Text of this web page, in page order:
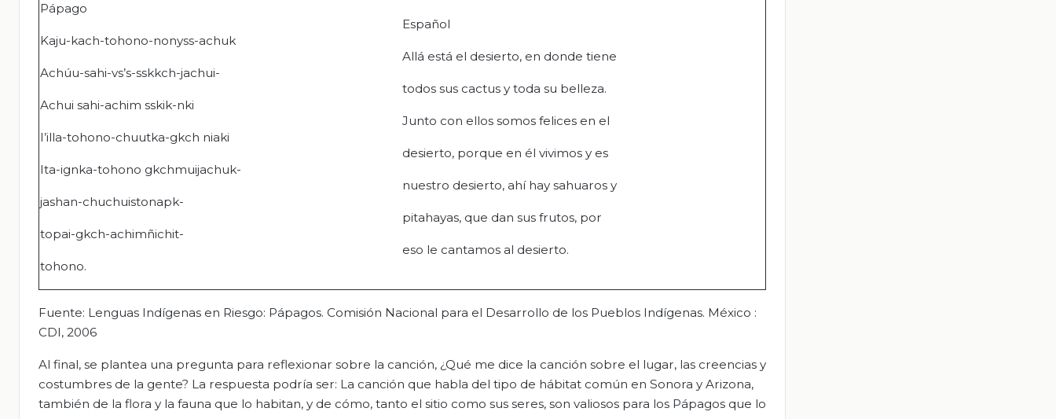
Pápago
Kaju-kach-tohono-nonyss-achuk
Achúu-sahi-vs’s-sskkch-jachui-
Achui sahi-achim sskik-nki
I’illa-tohono-chuutka-gkch niaki
Ita-ignka-tohono gkchmuijachuk-
jashan-chuchuistonapk-
topai-gkch-achimñichit-
tohono.
Español
Allá está el desierto, en donde tiene
todos sus cactus y toda su belleza.
Junto con ellos somos felices en el
desierto, porque en él vivimos y es
nuestro desierto, ahí hay sahuaros y
pitahayas, que dan sus frutos, por
eso le cantamos al desierto.
Fuente: Lenguas Indígenas en Riesgo: Pápagos. Comisión Nacional para el Desarrollo de los Pueblos Indígenas. México :
CDI, 2006
Al final, se plantea una pregunta para reflexionar sobre la canción, ¿Qué me dice la canción sobre el lugar, las creencias y
costumbres de la gente? La respuesta podría ser: La canción que habla del tipo de hábitat común en Sonora y Arizona,
también de la flora y la fauna que lo habitan, y de cómo, tanto el sitio como sus seres, son valiosos para los Pápagos que lo